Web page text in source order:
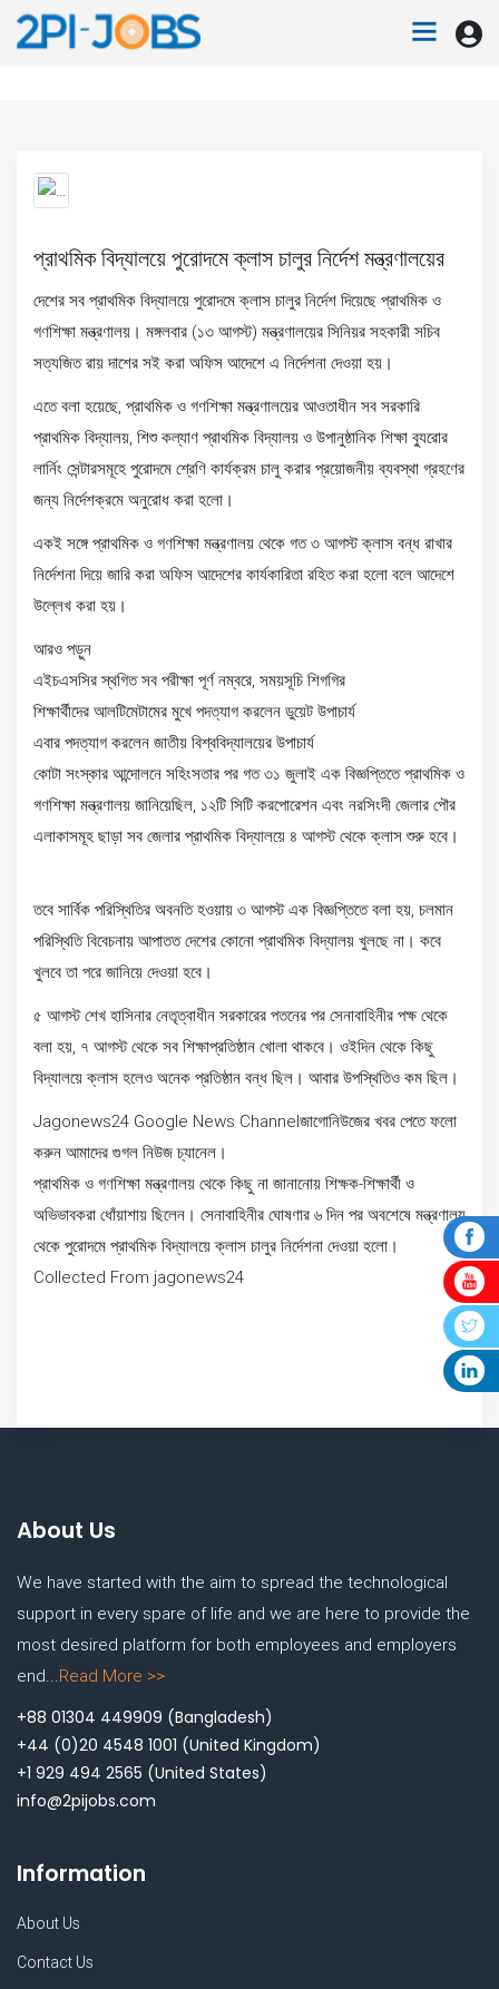
প্রাথমিক বিদ্যালয়ে পুরোদমে ক্লাস চালুর নির্দেশ মন্ত্রণালয়ের
দেশের সব প্রাথমিক বিদ্যালয়ে পুরোদমে ক্লাস চালুর নির্দেশ দিয়েছে প্রাথমিক ও
গণশিক্ষা মন্ত্রণালয়। মঙ্গলবার (১৩ আগস্ট) মন্ত্রণালয়ের সিনিয়র সহকারী সচিব
সত্যজিত রায় দাশের সই করা অফিস আদেশে এ নির্দেশনা দেওয়া হয়।
এতে বলা হয়েছে, প্রাথমিক ও গণশিক্ষা মন্ত্রণালয়ের আওতাধীন সব সরকারি
প্রাথমিক বিদ্যালয়, শিশু কল্যাণ প্রাথমিক বিদ্যালয় ও উপানুষ্ঠানিক শিক্ষা ব্যুরোর
লার্নিং সেন্টারসমূহে পুরোদমে শ্রেণি কার্যক্রম চালু করার প্রয়োজনীয় ব্যবস্থা গ্রহণের
জন্য নির্দেশক্রমে অনুরোধ করা হলো।
একই সঙ্গে প্রাথমিক ও গণশিক্ষা মন্ত্রণালয় থেকে গত ৩ আগস্ট ক্লাস বন্ধ রাখার
নির্দেশনা দিয়ে জারি করা অফিস আদেশের কার্যকারিতা রহিত করা হলো বলে আদেশে
উল্লেখ করা হয়।
আরও পড়ুন
এইচএসসির স্থগিত সব পরীক্ষা পূর্ণ নম্বরে, সময়সূচি শিগগির
শিক্ষার্থীদের আলটিমেটামের মুখে পদত্যাগ করলেন ডুয়েট উপাচার্য
এবার পদত্যাগ করলেন জাতীয় বিশ্ববিদ্যালয়ের উপাচার্য
কোটা সংস্কার আন্দোলনে সহিংসতার পর গত ৩১ জুলাই এক বিজ্ঞপ্তিতে প্রাথমিক ও
গণশিক্ষা মন্ত্রণালয় জানিয়েছিল, ১২টি সিটি করপোরেশন এবং নরসিংদী জেলার পৌর
এলাকাসমূহ ছাড়া সব জেলার প্রাথমিক বিদ্যালয়ে ৪ আগস্ট থেকে ক্লাস শুরু হবে।
তবে সার্বিক পরিস্থিতির অবনতি হওয়ায় ৩ আগস্ট এক বিজ্ঞপ্তিতে বলা হয়, চলমান
পরিস্থিতি বিবেচনায় আপাতত দেশের কোনো প্রাথমিক বিদ্যালয় খুলছে না। কবে
খুলবে তা পরে জানিয়ে দেওয়া হবে।
৫ আগস্ট শেখ হাসিনার নেতৃত্বাধীন সরকারের পতনের পর সেনাবাহিনীর পক্ষ থেকে
বলা হয়, ৭ আগস্ট থেকে সব শিক্ষাপ্রতিষ্ঠান খোলা থাকবে। ওইদিন থেকে কিছু
বিদ্যালয়ে ক্লাস হলেও অনেক প্রতিষ্ঠান বন্ধ ছিল। আবার উপস্থিতিও কম ছিল।
Jagonews24 Google News Channelজাগোনিউজের খবর পেতে ফলো
করুন আমাদের গুগল নিউজ চ্যানেল।
প্রাথমিক ও গণশিক্ষা মন্ত্রণালয় থেকে কিছু না জানানোয় শিক্ষক-শিক্ষার্থী ও
অভিভাবকরা ধোঁয়াশায় ছিলেন। সেনাবাহিনীর ঘোষণার ৬ দিন পর অবশেষে মন্ত্রণালয়
থেকে পুরোদমে প্রাথমিক বিদ্যালয়ে ক্লাস চালুর নির্দেশনা দেওয়া হলো।
Collected From jagonews24
About Us
We have started with the aim to spread the technological
support in every spare of life and we are here to provide the
most desired platform for both employees and employers
end...Read More >>
+88 01304 449909 (Bangladesh)
+44 (0)20 4548 1001 (United Kingdom)
+1 929 494 2565 (United States)
info@2pijobs.com
Information
About Us
Contact Us